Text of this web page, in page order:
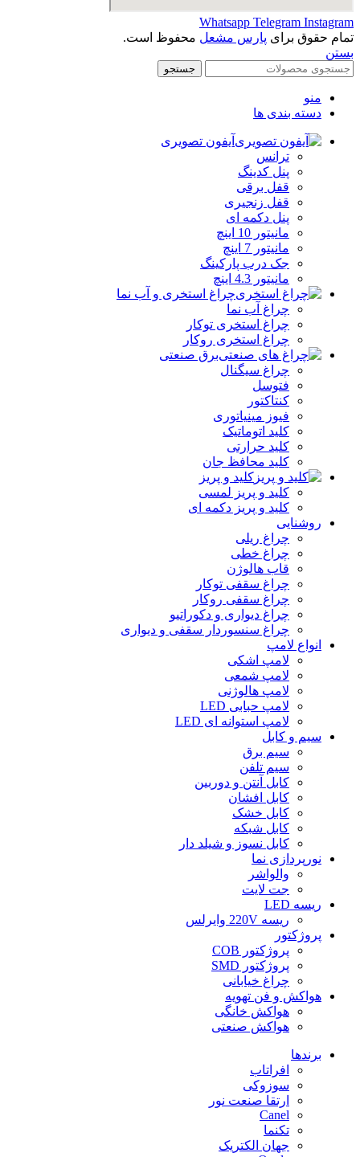
Whatsapp Telegram Instagram
تمام حقوق برای پارس مشعل محفوظ است.
بستن
جستجو
منو
دسته بندی ها
آیفون تصویری
ترانس
پنل کدینگ
قفل برقی
قفل زنجیری
پنل دکمه‌ ای
مانیتور 10 اینچ
مانیتور 7 اینچ
جک درب پارکینگ
مانیتور 4.3 اینچ
چراغ استخری و آب نما
چراغ آب نما
چراغ استخری توکار
چراغ استخری روکار
برق صنعتی
چراغ سیگنال
فتوسل
کنتاکتور
فیوز مینیاتوری
کلید اتوماتیک
کلید حرارتی
کلید محافظ جان
کلید و پریز
کلید و پریز لمسی
کلید و پریز دکمه‌ ای
روشنایی
چراغ ریلی
چراغ خطی
قاب هالوژن
چراغ سقفی توکار
چراغ سقفی روکار
چراغ دیواری و دکوراتیو
چراغ سنسوردار سقفی و دیواری
انواع لامپ
لامپ اشکی
لامپ شمعی
لامپ هالوژنی
لامپ حبابی LED
لامپ استوانه ای LED
سیم و کابل
سیم برق
سیم تلفن
کابل آنتن و دوربین
کابل افشان
کابل خشک
کابل شبکه
کابل نسوز و شیلد دار
نورپردازی نما
والواشر
جت لایت
ریسه LED
ریسه 220V وایرلس
پروژکتور
پروژکتور COB
پروژکتور SMD
چراغ خیابانی
هواکش و فن تهویه
هواکش خانگی
هواکش صنعتی
برندها
افراتاب
سوزوکی
ارتقا صنعت نور
Canel
تکنما
جهان الکتریک